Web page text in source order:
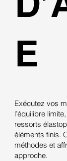
Exécutez vos
l’équilibre
ressorts
éléments finis.
méthodes et
approche.
E